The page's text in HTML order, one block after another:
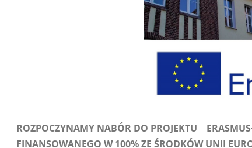
ROZPOCZYNAMY NABÓR DO PROJEKTU
FINANSOWANEGO W 100% ZE ŚRODKÓW UNII